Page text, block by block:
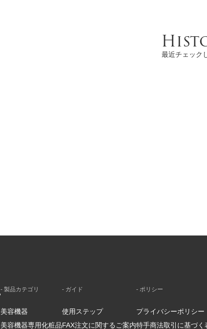
最近チェック
- 製品カテゴリ
美容機器
美容機器専用化粧品
- ガイド
使用ステップ
FAX注文に関するご案内
- ポリシー
プライバシーポリシー
特手商法取引に基づく